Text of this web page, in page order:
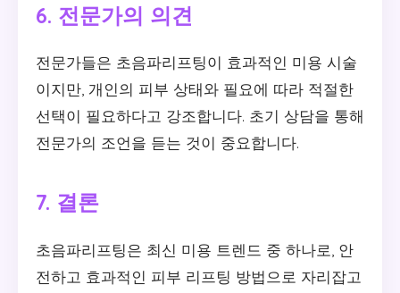
6. 전문가의 의견
전문가들은 초음파리프팅이 효과적인 미용 시술
이지만, 개인의 피부 상태와 필요에 따라 적절한
선택이 필요하다고 강조합니다. 초기 상담을 통해
전문가의 조언을 듣는 것이 중요합니다.
7. 결론
초음파리프팅은 최신 미용 트렌드 중 하나로, 안
전하고 효과적인 피부 리프팅 방법으로 자리잡고